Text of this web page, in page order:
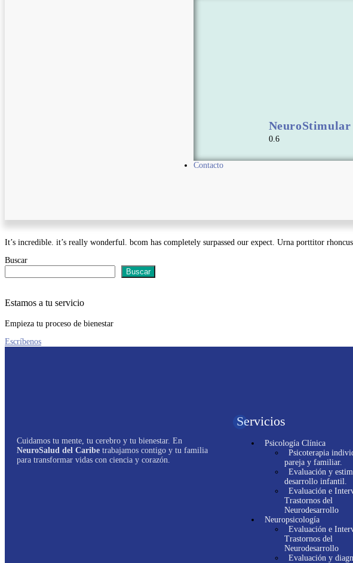
NeuroStimular
Contacto
It’s incredible. it’s really wonderful. bcom has completely surpassed our expect. Urna porttitor
Buscar
Buscar
Estamos a tu servicio
Empieza tu proceso de bienestar
Escríbenos
Cuidamos tu mente, tu cerebro y tu bienestar. En
NeuroSalud del Caribe trabajamos contigo y tu familia
para transformar vidas con ciencia y corazón.
Servicios
Psicología Clínica
Psicoterapia
pareja y familiar.
Evaluación y
desarrollo infantil.
Evaluación e
Trastornos del
Neurodesarrollo
Neuropsicología
Evaluación e
Trastornos del
Neurodesarrollo
Evaluación y